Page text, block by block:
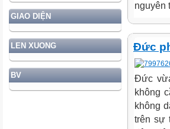
GIAO DIỆN
LEN XUONG
BV
nguyên
Đức
Đức
không
không
trên sự